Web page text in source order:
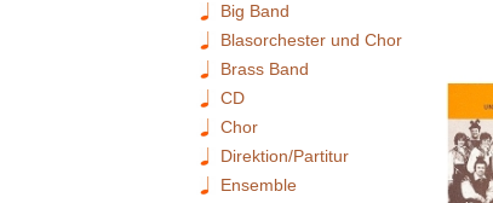
Big Band
Blasorchester und Chor
Brass Band
CD
Chor
Direktion/Partitur
Ensemble